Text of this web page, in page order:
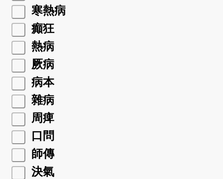
寒熱病
癲狂
熱病
厥病
病本
雜病
周痺
口問
師傳
決氣